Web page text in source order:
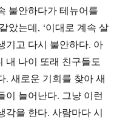
불안하다가 테뉴어를
았는데, ‘이대로 계속 살
기고 다시 불안하다. 아
내 나이 또래 친구들도
. 새로운 기회를 찾아 새
이 늘어난다. 그냥 이런
각을 한다. 사람마다 시